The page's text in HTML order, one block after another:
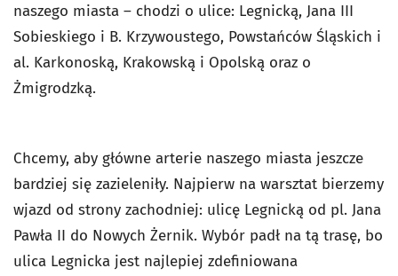
naszego miasta – chodzi o ulice: Legnicką, Jana III
Sobieskiego i B. Krzywoustego, Powstańców Śląskich i
al. Karkonoską, Krakowską i Opolską oraz o
Żmigrodzką.
Chcemy, aby główne arterie naszego miasta jeszcze
bardziej się zazieleniły. Najpierw na warsztat bierzemy
wjazd od strony zachodniej: ulicę Legnicką od pl. Jana
Pawła II do Nowych Żernik. Wybór padł na tą trasę, bo
ulica Legnicka jest najlepiej zdefiniowana